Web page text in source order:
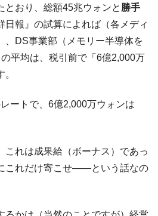
「韓国の公務員個人をターゲット
⇒ クーパン問題は合衆国企業に対
ぬ
ラ政策室長･金容範、株価暴落に
『SKハイニックス』2026年2Qの
利益は前年同期比13.4倍に。
からできない。
国株式市場の暴落・本日07月29
キットブレイカーの二段コンボ
とおり、総額45兆ウォンと 勝手
日報』の試算によれば（各メディ
、DS事業部（メモリー半導体を
平均は、税引前で「6億2,000万
ートで、6億2,000万ウォンは
これは成果給（ボーナス）であっ
これだけ寄こせ――という話なの